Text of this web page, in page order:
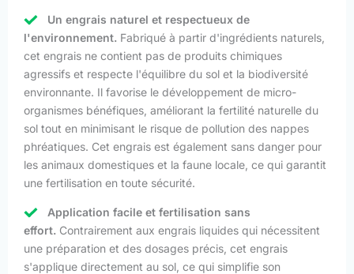
Un engrais naturel et respectueux de
l'environnement. Fabriqué à partir d'ingrédients naturels,
cet engrais ne contient pas de produits chimiques
agressifs et respecte l'équilibre du sol et la biodiversité
environnante. Il favorise le développement de micro-
organismes bénéfiques, améliorant la fertilité naturelle du
sol tout en minimisant le risque de pollution des nappes
phréatiques. Cet engrais est également sans danger pour
les animaux domestiques et la faune locale, ce qui garantit
une fertilisation en toute sécurité.
Application facile et fertilisation sans
effort. Contrairement aux engrais liquides qui nécessitent
une préparation et des dosages précis, cet engrais
s'applique directement au sol, ce qui simplifie son